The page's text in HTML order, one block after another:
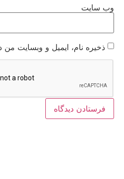
وب‌ سایت
ذخیره نام، ایمیل و وبسایت